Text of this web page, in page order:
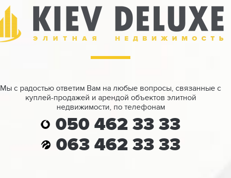
Мы с радостью ответим Вам на любые вопросы, связанные с
куплей-продажей и арендой объектов элитной
недвижимости, по телефонам
050 462 33 33
063 462 33 33